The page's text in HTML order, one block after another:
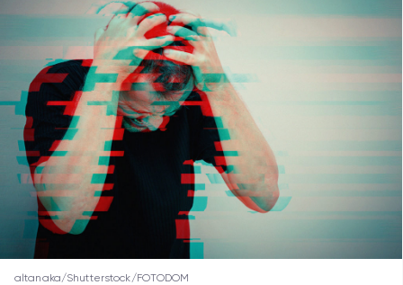
altanaka/Shutterstock/FOTODOM